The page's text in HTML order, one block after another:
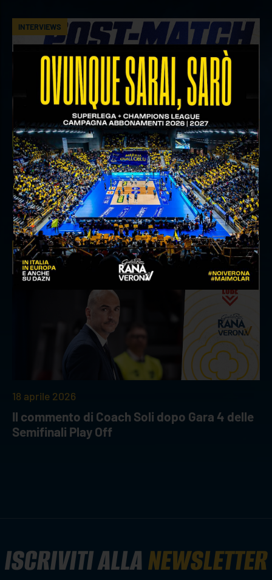
INTERVIEWS
18 aprile 2026
Il commento del ds Lami dopo Gara 4 delle
Semifinali Play Off
INTERVIEWS
18 aprile 2026
Il commento di Coach Soli dopo Gara 4 delle
Semifinali Play Off
ISCRIVITI ALLANEWSLETTER